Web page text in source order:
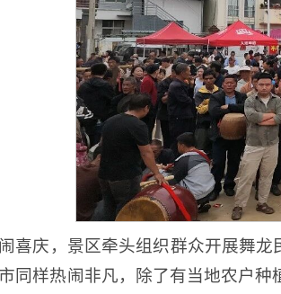
喜庆，景区牵头组织群众开展舞
同样热闹非凡，除了有当地农户